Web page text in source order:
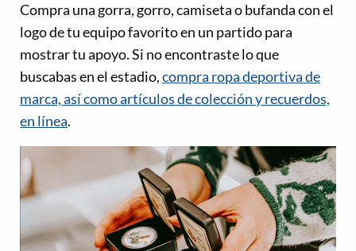
Compra una gorra, gorro, camiseta o bufanda con el
logo de tu equipo favorito en un partido para
mostrar tu apoyo. Si no encontraste lo que
buscabas en el estadio,compra ropa deportiva de
marca, así como artículos de colección y recuerdos,
en línea.